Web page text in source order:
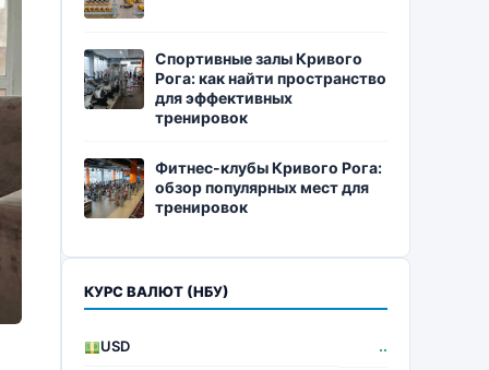
Спортивные залы Кривого
Рога: как найти пространство
для эффективных
тренировок
Фитнес-клубы Кривого Рога:
обзор популярных мест для
тренировок
КУРС ВАЛЮТ (НБУ)
USD ..